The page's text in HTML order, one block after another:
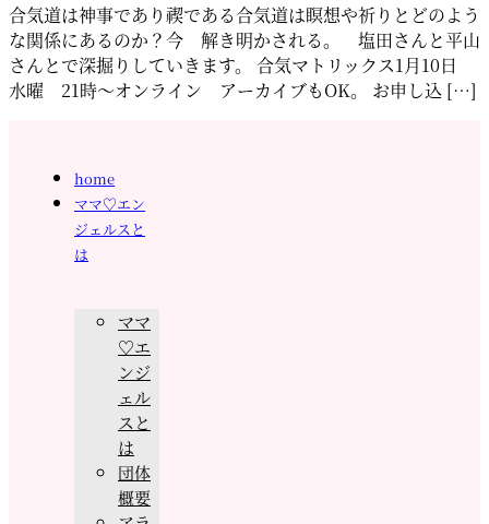
合気道は神事であり禊である合気道は瞑想や祈りとどのよう
な関係にあるのか？今 解き明かされる。 塩田さんと平山
さんとで深掘りしていきます。 合気マトリックス1月10日
水曜 21時〜オンライン アーカイブもOK。 お申し込 […]
home
ママ♡エン
ジェルスと
は
ママ
♡エ
ンジ
ェル
スと
は
団体
概要